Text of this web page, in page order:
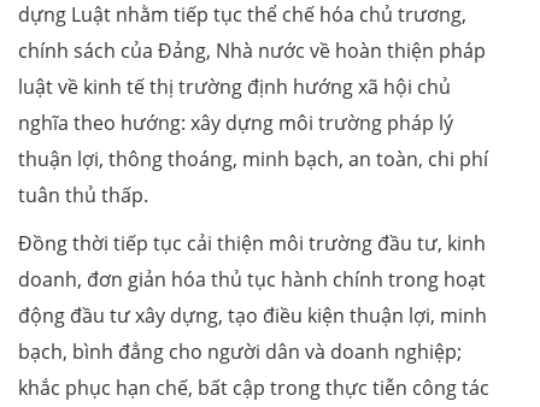
dựng Luật nhằm tiếp tục thể chế hóa chủ trương,
chính sách của Đảng, Nhà nước về hoàn thiện pháp
luật về kinh tế thị trường định hướng xã hội chủ
nghĩa theo hướng: xây dựng môi trường pháp lý
thuận lợi, thông thoáng, minh bạch, an toàn, chi phí
tuân thủ thấp.
Đồng thời tiếp tục cải thiện môi trường đầu tư, kinh
doanh, đơn giản hóa thủ tục hành chính trong hoạt
động đầu tư xây dựng, tạo điều kiện thuận lợi, minh
bạch, bình đẳng cho người dân và doanh nghiệp;
khắc phục hạn chế, bất cập trong thực tiễn công tác